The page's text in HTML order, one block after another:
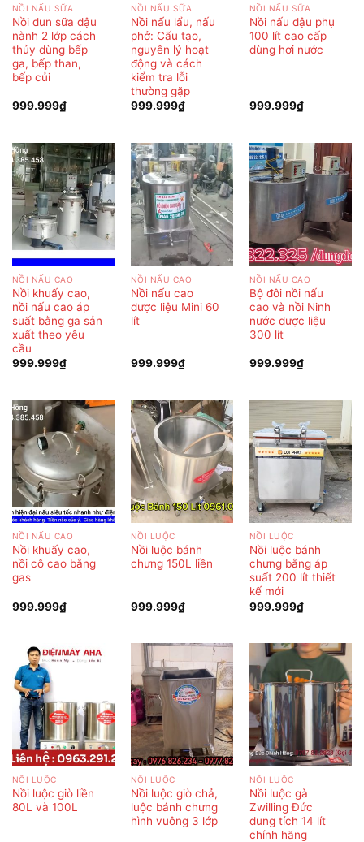
NỒI NẤU SỮA
Nồi đun sữa đậu
nành 2 lớp cách
thủy dùng bếp
ga, bếp than,
bếp củi
999.999₫
NỒI NẤU SỮA
Nồi nấu lẩu, nấu
phở: Cấu tạo,
nguyên lý hoạt
động và cách
kiểm tra lỗi
thường gặp
999.999₫
NỒI NẤU SỮA
Nồi nấu đậu phụ
100 lít cao cấp
dùng hơi nước
999.999₫
NỒI NẤU CAO
Nồi khuấy cao,
nồi nấu cao áp
suất bằng ga sản
xuất theo yêu
cầu
999.999₫
NỒI NẤU CAO
Nồi nấu cao
dược liệu Mini 60
lít
999.999₫
NỒI NẤU CAO
Bộ đôi nồi nấu
cao và nồi Ninh
nước dược liệu
300 lít
999.999₫
NỒI NẤU CAO
Nồi khuấy cao,
nồi cô cao bằng
gas
999.999₫
NỒI LUỘC
Nồi luộc bánh
chưng 150L liền
999.999₫
NỒI LUỘC
Nồi luộc bánh
chưng bằng áp
suất 200 lít thiết
kế mới
999.999₫
NỒI LUỘC
Nồi luộc giò liền
80L và 100L
NỒI LUỘC
Nồi luộc giò chả,
luộc bánh chưng
hình vuông 3 lớp
NỒI LUỘC
Nồi luộc gà
Zwilling Đức
dung tích 14 lít
chính hãng